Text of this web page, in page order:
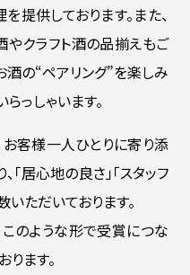
提供しております。また、
クラフト酒の品揃えもご
酒の“ペアリング”を楽しみ
っしゃいます。
お客様一人ひとりに寄り添
「居心地の良さ」「スタッフ
ただいております。
のような形で受賞につな
ます。